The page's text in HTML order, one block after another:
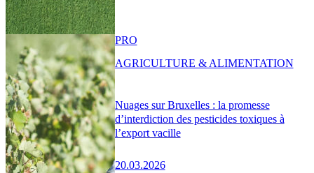
Nuages sur Bruxelles : la promesse
d’interdiction des pesticides toxiques à
l’export vacille
20.03.2026
PRO
AGRICULTURE & ALIMENTATION